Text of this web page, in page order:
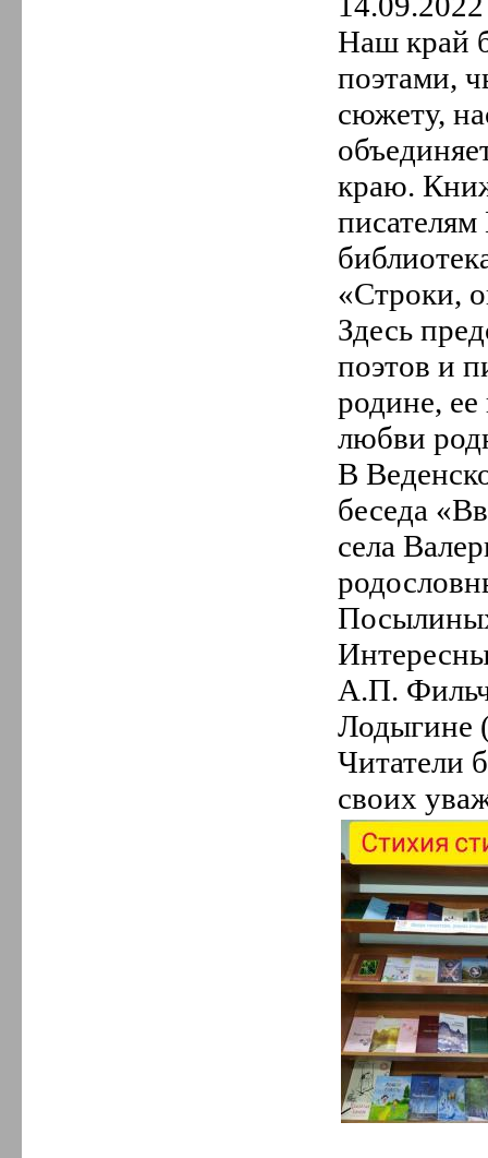
Наш край
поэтами,
сюжету,
краю.
«Строки,
Здесь
поэтов и
родине,
любви
В
беседа
села
А.П.
Лодыгине
Читатели
своих